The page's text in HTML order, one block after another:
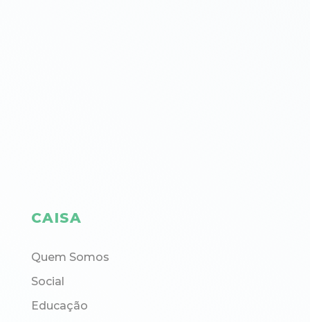
CAISA
Quem Somos
Social
Educação